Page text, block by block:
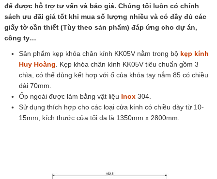
để được hỗ trợ tư vấn và báo giá. Chúng tôi luôn có chính
sách ưu đãi giá tốt khi mua số lượng nhiều và có đầy đủ các
giấy tờ cần thiết (Tùy theo sản phẩm) đáp ứng cho dự án,
công ty…
Sản phẩm kẹp khóa chân kính KK05V nằm trong bộ kẹp kính
Huy Hoàng . Kẹp khóa chân kính KK05V tiêu chuẩn gồm 3
chìa, có thể dùng kết hợp với ổ của khóa tay nắm 85 có chiều
dài 70mm.
Ốp ngoài được làm bằng vật liệu Inox304.
Sử dụng thích hợp cho các loại cửa kính có chiều dày từ 10-
15mm, kích thước cửa tối đa là 1350mm x 2800mm.